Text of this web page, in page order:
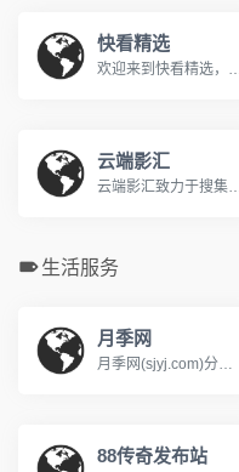
快看精选
欢迎来到快看精选，您的私人免费在线影院。我们提供海量高清电影、电视剧、综艺、动漫及短剧资源，全部支持免费在线观看。在快看精
云端影汇
云端影汇致力于搜集全网最新、最热的电影与电视剧资源，为广大影迷提供完全免费、无广告的在线观
生活服务
月季网
月季网(sjyj.com)分享世界品种和养护知识，提供树状月季、大花丰花、藤本造型和欧月盆栽的批发交易和行情价格。中国月季之乡，南阳基地专业供应月季花苗，致力于让园林多点美景，咨询电话13525165668
88传奇发布站